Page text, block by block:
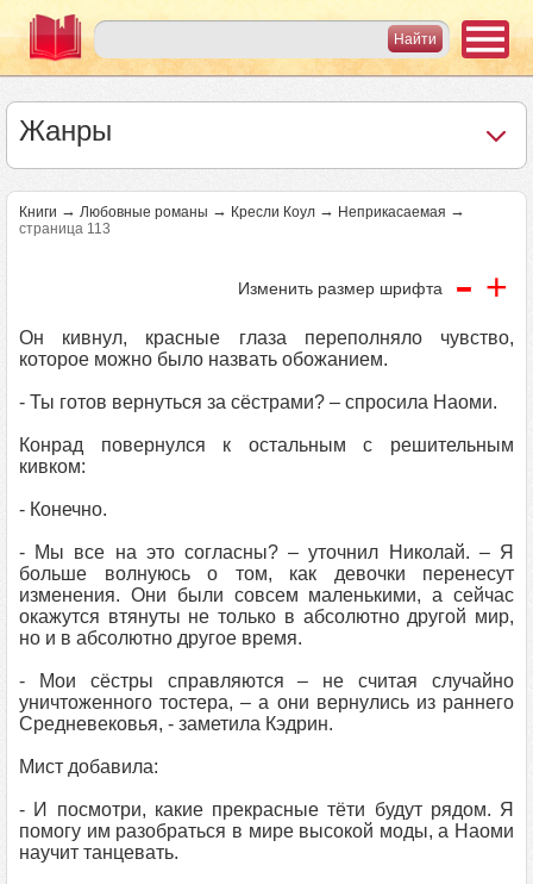
Жанры
Книги → Любовные романы → Кресли Коул → Неприкасаемая →
страница 113
Изменить размер шрифта - +
Он кивнул, красные глаза переполняло чувство,
которое можно было назвать обожанием.
- Ты готов вернуться за сёстрами? – спросила Наоми.
Конрад повернулся к остальным с решительным
кивком:
- Конечно.
- Мы все на это согласны? – уточнил Николай. – Я
больше волнуюсь о том, как девочки перенесут
изменения. Они были совсем маленькими, а сейчас
окажутся втянуты не только в абсолютно другой мир,
но и в абсолютно другое время.
- Мои сёстры справляются – не считая случайно
уничтоженного тостера, – а они вернулись из раннего
Средневековья, - заметила Кэдрин.
Мист добавила:
- И посмотри, какие прекрасные тёти будут рядом. Я
помогу им разобраться в мире высокой моды, а Наоми
научит танцевать.